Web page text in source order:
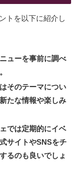
トを以下に紹介し
ューを事前に調べ
そのテーマについ
たな情報や楽しみ
では定期的にイベ
サイトやSNSをチ
るのも良いでしょ